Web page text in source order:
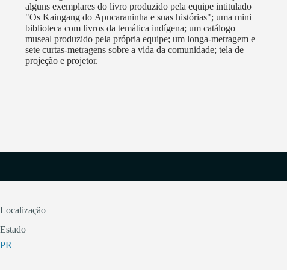
alguns exemplares do livro produzido pela equipe intitulado
"Os Kaingang do Apucaraninha e suas histórias"; uma mini
biblioteca com livros da temática indígena; um catálogo
museal produzido pela própria equipe; um longa-metragem e
sete curtas-metragens sobre a vida da comunidade; tela de
projeção e projetor.
Localização
Estado
PR